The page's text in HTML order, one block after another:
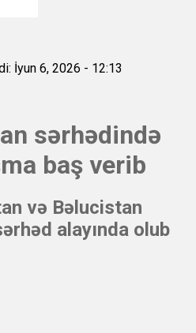
İyun 6, 2026 - 12:13
sərhədində
baş verib
və Bəlucistan
alayında olub